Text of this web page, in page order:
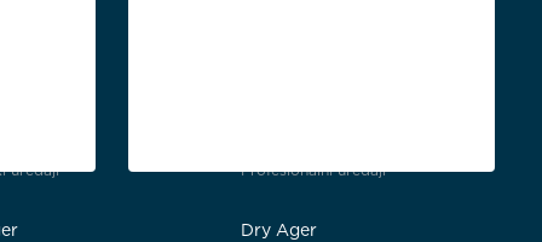
uređaji Profesionalni uređaji
Dry Ager